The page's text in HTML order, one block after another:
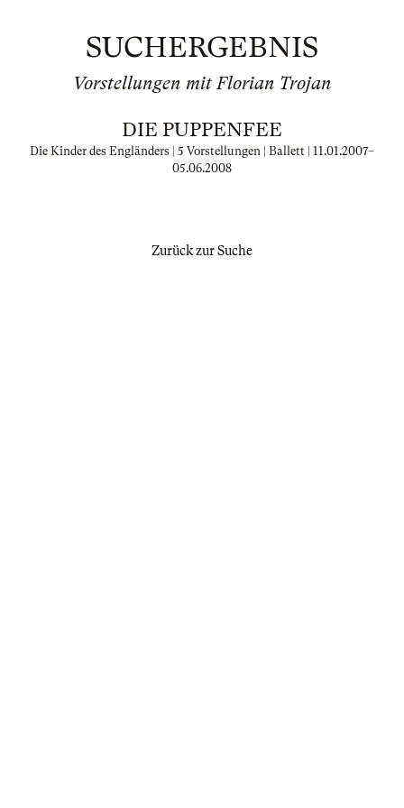
SUCHERGEBNIS
Vorstellungen mit Florian Trojan
DIE PUPPENFEE
Die Kinder des Engländers | 5 Vorstellungen | Ballett | 11.01.2007–
05.06.2008
Zurück zur Suche